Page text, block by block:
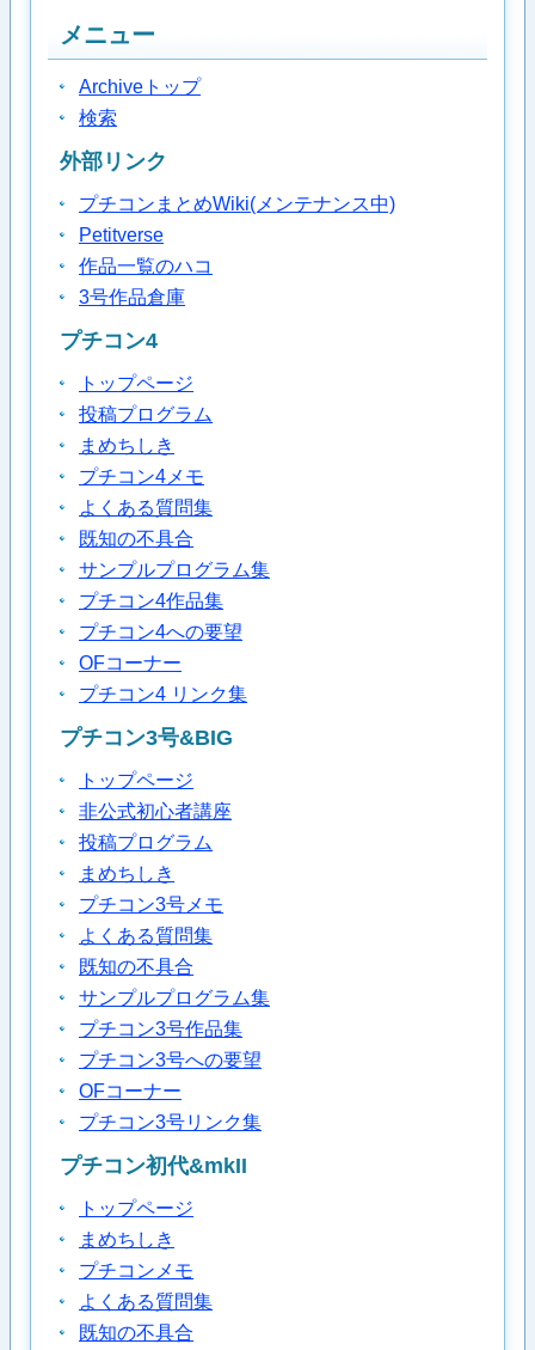
メニュー
Archiveトップ
検索
外部リンク
プチコンまとめWiki(メンテナンス中)
Petitverse
作品一覧のハコ
3号作品倉庫
プチコン4
トップページ
投稿プログラム
まめちしき
プチコン4メモ
よくある質問集
既知の不具合
サンプルプログラム集
プチコン4作品集
プチコン4への要望
OFコーナー
プチコン4 リンク集
プチコン3号&BIG
トップページ
非公式初心者講座
投稿プログラム
まめちしき
プチコン3号メモ
よくある質問集
既知の不具合
サンプルプログラム集
プチコン3号作品集
プチコン3号への要望
OFコーナー
プチコン3号リンク集
プチコン初代&mkII
トップページ
まめちしき
プチコンメモ
よくある質問集
既知の不具合